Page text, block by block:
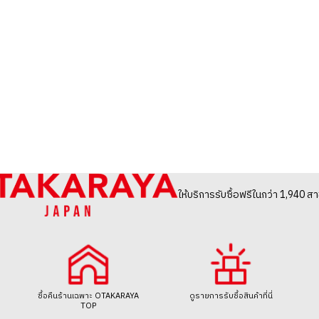
PVC White N40480
Louis Vuitton
ราคารับซื้ออ้างอิง
ให้บริการรับซื้อฟรีในกว่า 1,940 ส
ซื้อคืนร้านเฉพาะ OTAKARAYA
TOP
ดูรายการรับซื้อสินค้าที่นี่